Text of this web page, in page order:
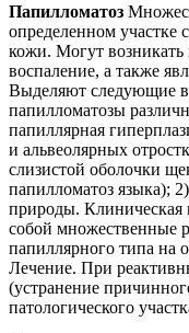
Папилломатоз
определенном участке
кожи. Могут возникать
воспаление, а также
Выделяют следующие
папилломатозы
папиллярная
и альвеолярных
слизистой оболочки
папилломатоз языка);
природы. Клиническая
собой множественные
папиллярного типа на
Лечение. При
(устранение
патологического